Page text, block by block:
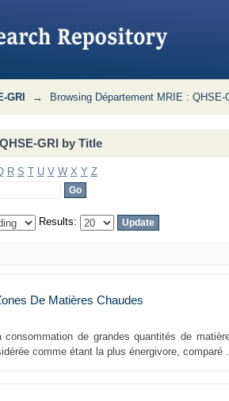
GRI → Browsing Département MRIE :
GRI by Title
R S T U V W X Y Z
Results:
De Matières Chaudes
de grandes quantités de
comme étant la plus énergivore, comparé